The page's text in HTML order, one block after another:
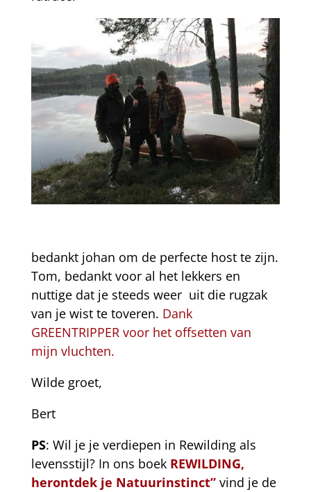
bedankt johan om de perfecte host te zijn.
Tom, bedankt voor al het lekkers en
nuttige dat je steeds weer uit die rugzak
van je wist te toveren. Dank
GREENTRIPPER voor het offsetten van
mijn vluchten.
Wilde groet,
Bert
PS: Wil je je verdiepen in Rewilding als
levensstijl? In ons boek REWILDING,
herontdek je Natuurinstinct”vind je de